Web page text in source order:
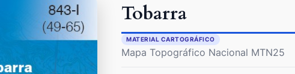
Tobarra
MATERIAL CARTOGRÁFICO
Mapa Topográfico Nacional MTN25